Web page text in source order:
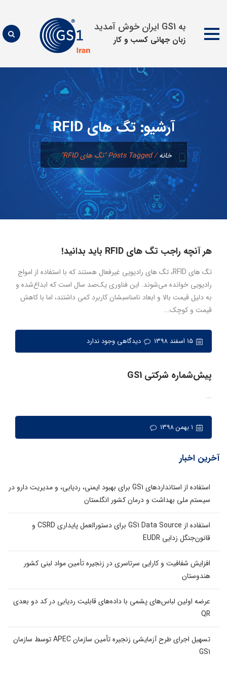
به GS1 ایران خوش آمدید
زبان جهانی كسب و كار
محتوا
آرشیو:تگ های RFID
خانه/Posts Tagged "تگ های RFID"
هر آنچه راجب تگ های RFID باید بدانید!
تگ های RFID، تگ های رادیویی غیرفعال هستند که با استفاده از امواج
رادیویی خوانده می‌شوند. این فناوری یک‌صد سال است که ابداع‌شده و
به دلیل قیمت بالا و ابعاد نامناسبشان کاربرد کمی داشتند، اما با کاهش
قیمت و کوچک...
۱۵ اسفند ۱۳۹۸ دیدگاهی وجود ندارد
پيش‌شماره­ شركتی GS1
...
آخرین اخبار
استفاده از استانداردهای GS1 برای بهبود ایمنی، ردیابی، و مدیریت دارو در
سیستم ملی بهداشت و درمان کشور انگلستان
استفاده از GS1 Data Source برای دستورالعمل پایداری CSRD و
قانون‌جنگل زدایی EUDR
افزایش شفافیت و کارایی سرتاسری در زنجیره تأمین مواد لبنی کشور
هندوستان
عرضه اولین لباس‌های پشمی با داده‌های قابلیت ردیابی در کد دو بعدی
QR
تسهیل اجرای طرح آزمایشی زنجیره تأمین سازمان APEC توسط سازمان
GS1